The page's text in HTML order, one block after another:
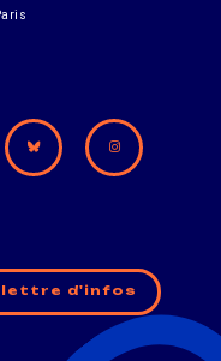
lettre d'infos